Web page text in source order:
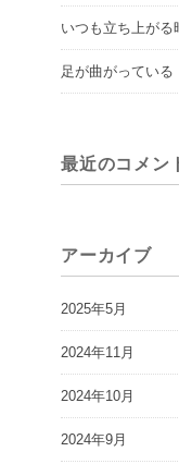
いつも立ち上が
足が曲がっている
最近のコメン
アーカイブ
2025年5月
2024年11月
2024年10月
2024年9月